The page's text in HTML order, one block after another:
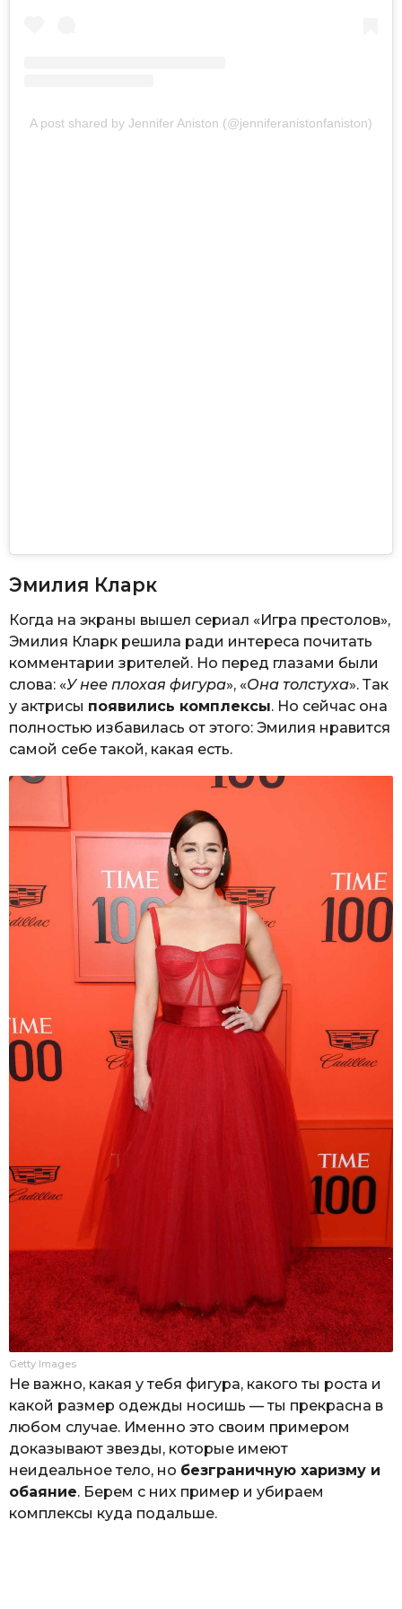
A post shared by Jennifer Aniston (@jenniferanistonfaniston)
Эмилия Кларк
Когда на экраны вышел сериал «Игра престолов»,
Эмилия Кларк решила ради интереса почитать
комментарии зрителей. Но перед глазами были
слова: «У нее плохая фигура», «Она толстуха». Так
у актрисы появились комплексы. Но сейчас она
полностью избавилась от этого: Эмилия нравится
самой себе такой, какая есть.
Getty Images
Не важно, какая у тебя фигура, какого ты роста и
какой размер одежды носишь — ты прекрасна в
любом случае. Именно это своим примером
доказывают звезды, которые имеют
неидеальное тело, но безграничную харизму и
обаяние. Берем с них пример и убираем
комплексы куда подальше.